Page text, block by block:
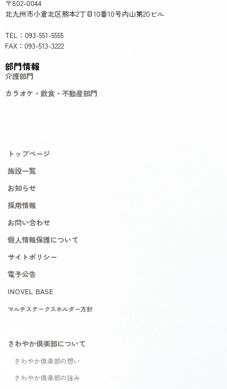
〒802-0044
北九州市小倉北区熊本2丁目10番10号内山第20ビル
TEL：093-551-5555
FAX：093-513-3222
部門情報
介護部門
カラオケ・飲食・不動産部門
トップページ
施設一覧
お知らせ
採用情報
お問い合わせ
個人情報保護について
サイトポリシー
電子公告
INOVEL BASE
マルチステークスホルダー方針
さわやか倶楽部について
さわやか倶楽部の想い
さわやか倶楽部の強み